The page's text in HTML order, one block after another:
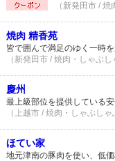
（新発田市 /
焼肉 精香苑
皆で囲んで満足のゆく一時
（新発田市 / 焼肉・しゃぶ
慶州
最上級部位を提供している安
（上越市 / 焼肉・しゃぶし
ほてい家
地元津南の豚肉を使い、低